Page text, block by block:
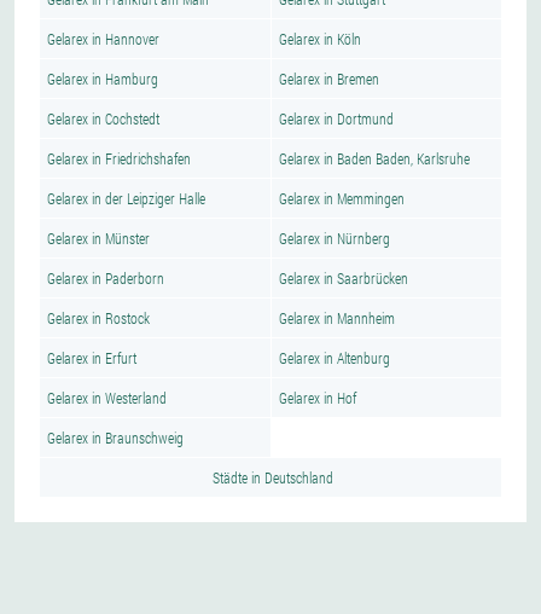
Gelarex in Hannover Gelarex in Köln
Gelarex in Hamburg Gelarex in Bremen
Gelarex in Cochstedt Gelarex in Dortmund
Gelarex in Friedrichshafen Gelarex in Baden Baden, Karlsruhe
Gelarex in der Leipziger Halle Gelarex in Memmingen
Gelarex in Münster Gelarex in Nürnberg
Gelarex in Paderborn Gelarex in Saarbrücken
Gelarex in Rostock Gelarex in Mannheim
Gelarex in Erfurt Gelarex in Altenburg
Gelarex in Westerland Gelarex in Hof
Gelarex in Braunschweig
Städte in Deutschland